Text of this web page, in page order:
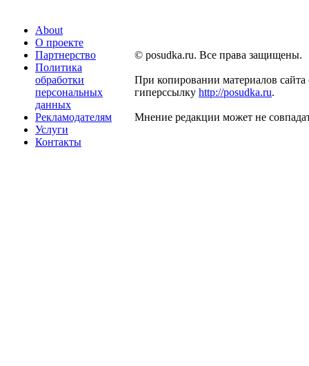
About
О проекте
Партнерство
Политика
обработки
персональных
данных
Рекламодателям
Услуги
Контакты
© posudka.ru. Все права защищены.
При копировании материалов сайта
гиперссылку http://posudka.ru.
Мнение редакции может не